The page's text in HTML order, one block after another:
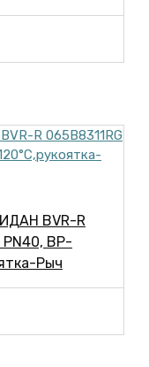
BVR-R
PN40, ВР-
Рыч